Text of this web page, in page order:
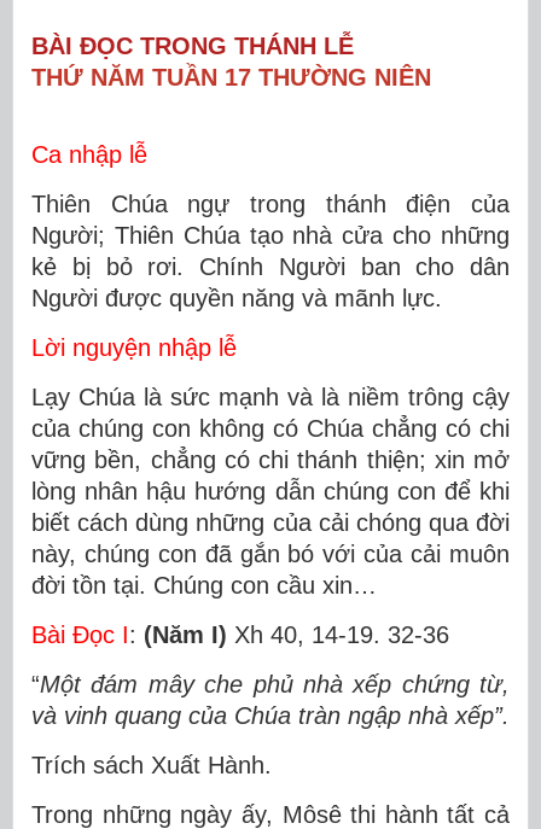
BÀI ĐỌC TRONG THÁNH LỄ
THỨ NĂM TUẦN 17 THƯỜNG NIÊN
Ca nhập lễ
Thiên Chúa ngự trong thánh điện của
Người; Thiên Chúa tạo nhà cửa cho những
kẻ bị bỏ rơi. Chính Người ban cho dân
Người được quyền năng và mãnh lực.
Lời nguyện nhập lễ
Lạy Chúa là sức mạnh và là niềm trông cậy
của chúng con không có Chúa chẳng có chi
vững bền, chẳng có chi thánh thiện; xin mở
lòng nhân hậu hướng dẫn chúng con để khi
biết cách dùng những của cải chóng qua đời
này, chúng con đã gắn bó với của cải muôn
đời tồn tại. Chúng con cầu xin…
Bài Ðọc I: (Năm I) Xh 40, 14-19. 32-36
“Một đám mây che phủ nhà xếp chứng từ,
và vinh quang của Chúa tràn ngập nhà xếp”.
Trích sách Xuất Hành.
Trong những ngày ấy, Môsê thi hành tất cả